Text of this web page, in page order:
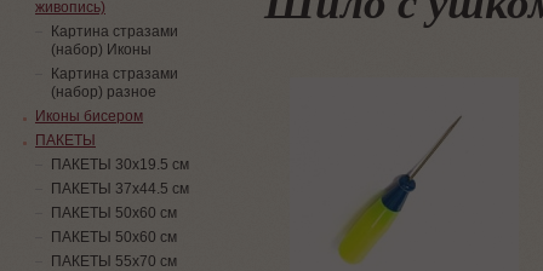
живопись)
Картина стразами
(набор) Иконы
Картина стразами
(набор) разное
Иконы бисером
ПАКЕТЫ
ПАКЕТЫ 30х19.5 см
ПАКЕТЫ 37х44.5 см
ПАКЕТЫ 50х60 см
ПАКЕТЫ 50х60 см
ПАКЕТЫ 55х70 см